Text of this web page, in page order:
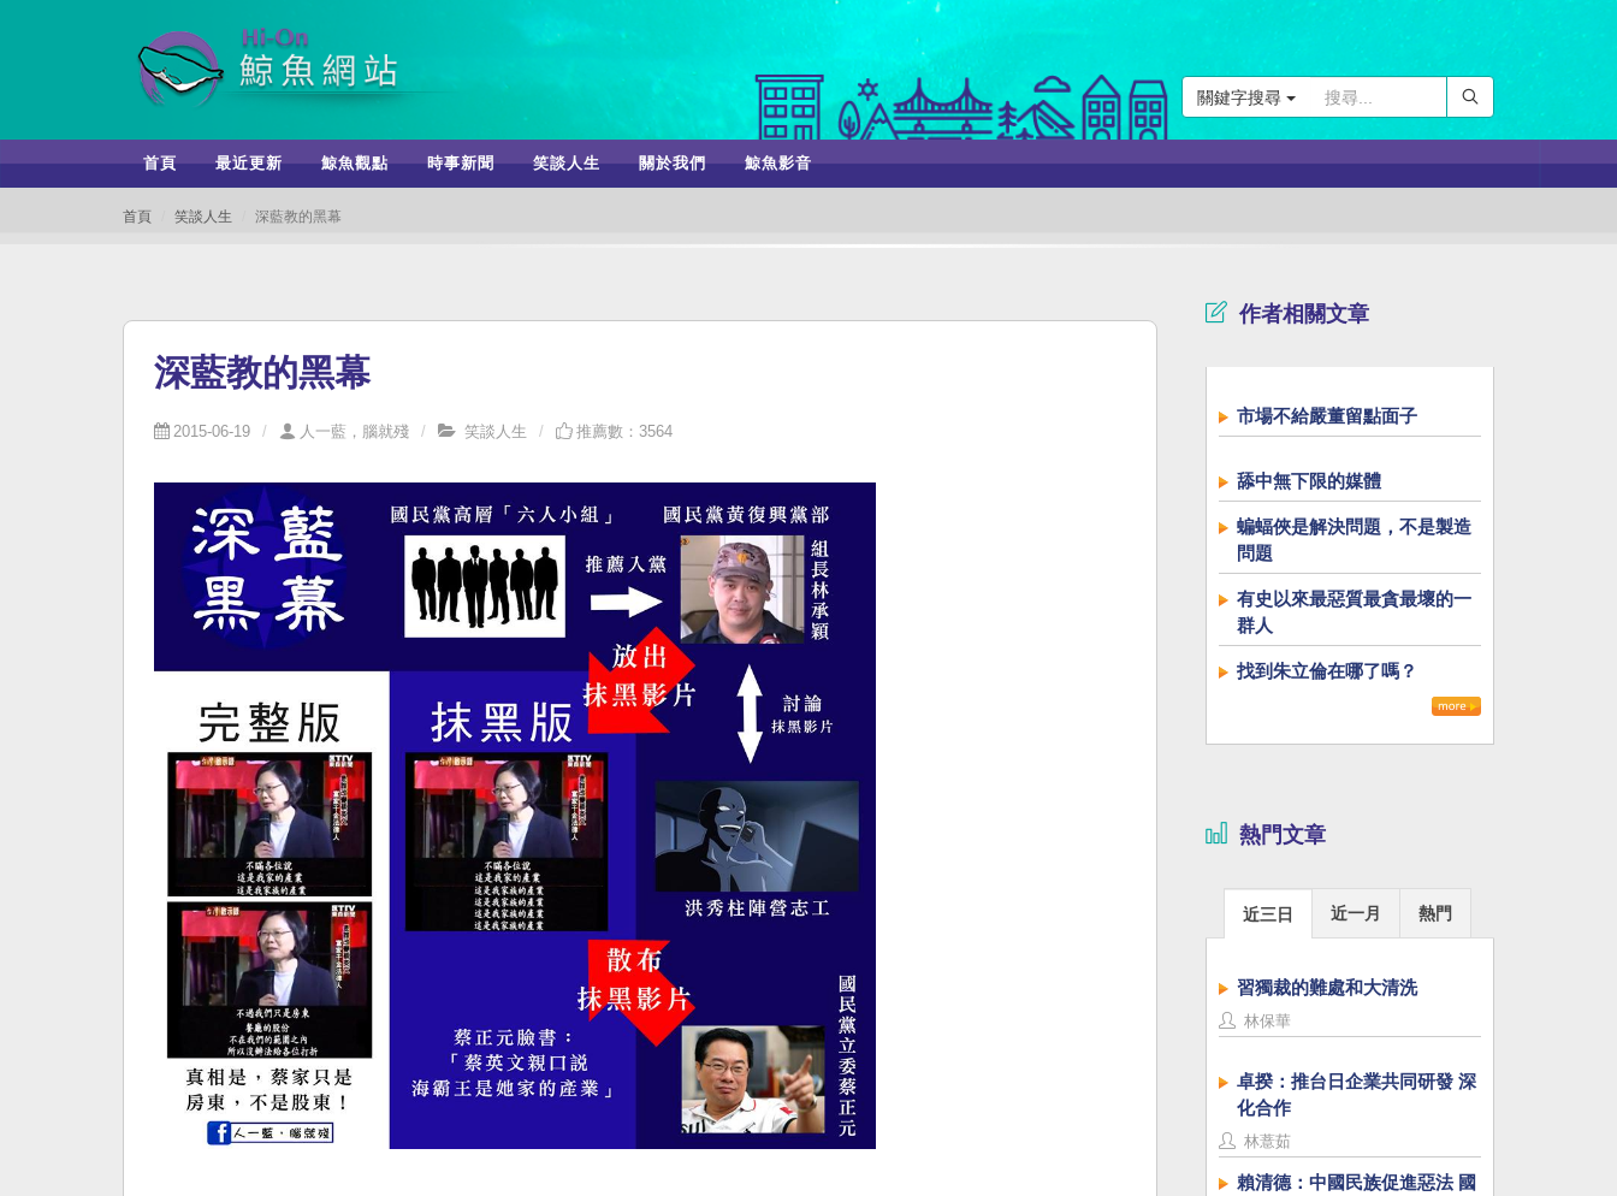
關鍵字搜尋
首頁 最近更新 鯨魚觀點 時事新聞 笑談人生 關於我們 鯨魚影音
首頁 笑談人生 深藍教的黑幕
深藍教的黑幕
2015-06-19 人一藍，腦就殘 笑談人生 推薦數：3564
作者相關文章
市場不給嚴董留點面子
舔中無下限的媒體
蝙蝠俠是解決問題，不是製造
問題
有史以來最惡質最貪最壞的一
群人
找到朱立倫在哪了嗎？
熱門文章
近三日 近一月 熱門
習獨裁的難處和大清洗
林保華
卓揆：推台日企業共同研發 深
化合作
林薏茹
賴清德：中國民族促進惡法 國